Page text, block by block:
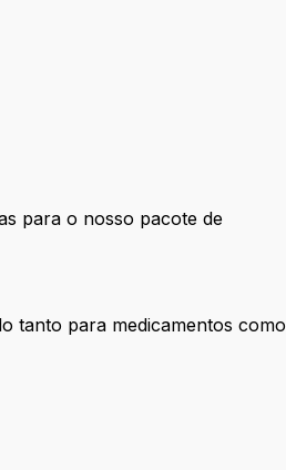
para o nosso pacote de
tanto para medicamentos como